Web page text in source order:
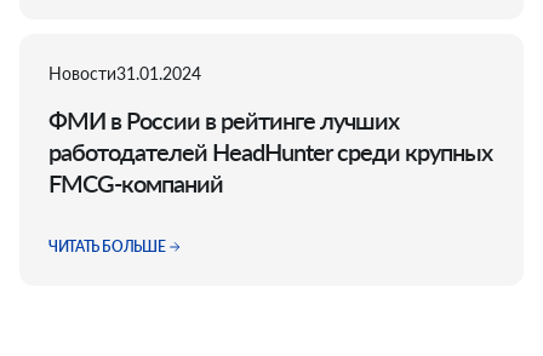
Новости31.01.2024
ФМИ в России в рейтинге лучших
работодателей HeadHunter среди крупных
FMCG-компаний
ЧИТАТЬ БОЛЬШЕ